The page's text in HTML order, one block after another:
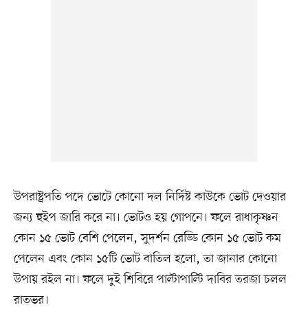
উপরাষ্ট্রপতি পদে ভোটে কোনো দল নির্দিষ্ট কাউকে ভোট দেওয়ার
জন্য হুইপ জারি করে না। ভোটও হয় গোপনে। ফলে রাধাকৃষ্ণন
কোন ১৫ ভোট বেশি পেলেন, সুদর্শন রেড্ডি কোন ১৫ ভোট কম
পেলেন এবং কোন ১৫টি ভোট বাতিল হলো, তা জানার কোনো
উপায় রইল না। ফলে দুই শিবিরে পাল্টাপাল্টি দাবির তরজা চলল
রাতভর।